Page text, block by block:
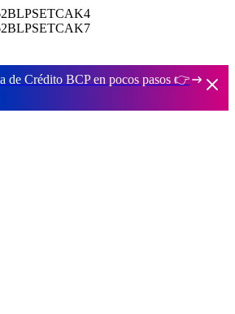
de Crédito BCP en pocos pasos 👉